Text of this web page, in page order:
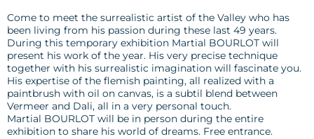
Come to meet the surrealistic artist of the Valley who has
been living from his passion during these last 49 years.
During this temporary exhibition Martial BOURLOT will
present his work of the year. His very precise technique
together with his surrealistic imagination will fascinate you.
His expertise of the flemish painting, all realized with a
paintbrush with oil on canvas, is a subtil blend between
Vermeer and Dali, all in a very personal touch.
Martial BOURLOT will be in person during the entire
exhibition to share his world of dreams. Free entrance.